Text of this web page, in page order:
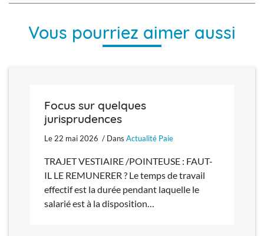
Vous pourriez aimer aussi
Focus sur quelques
jurisprudences
Le 22 mai 2026 / Dans Actualité Paie
TRAJET VESTIAIRE /POINTEUSE : FAUT-
IL LE REMUNERER ? Le temps de travail
effectif est la durée pendant laquelle le
salarié est à la disposition…